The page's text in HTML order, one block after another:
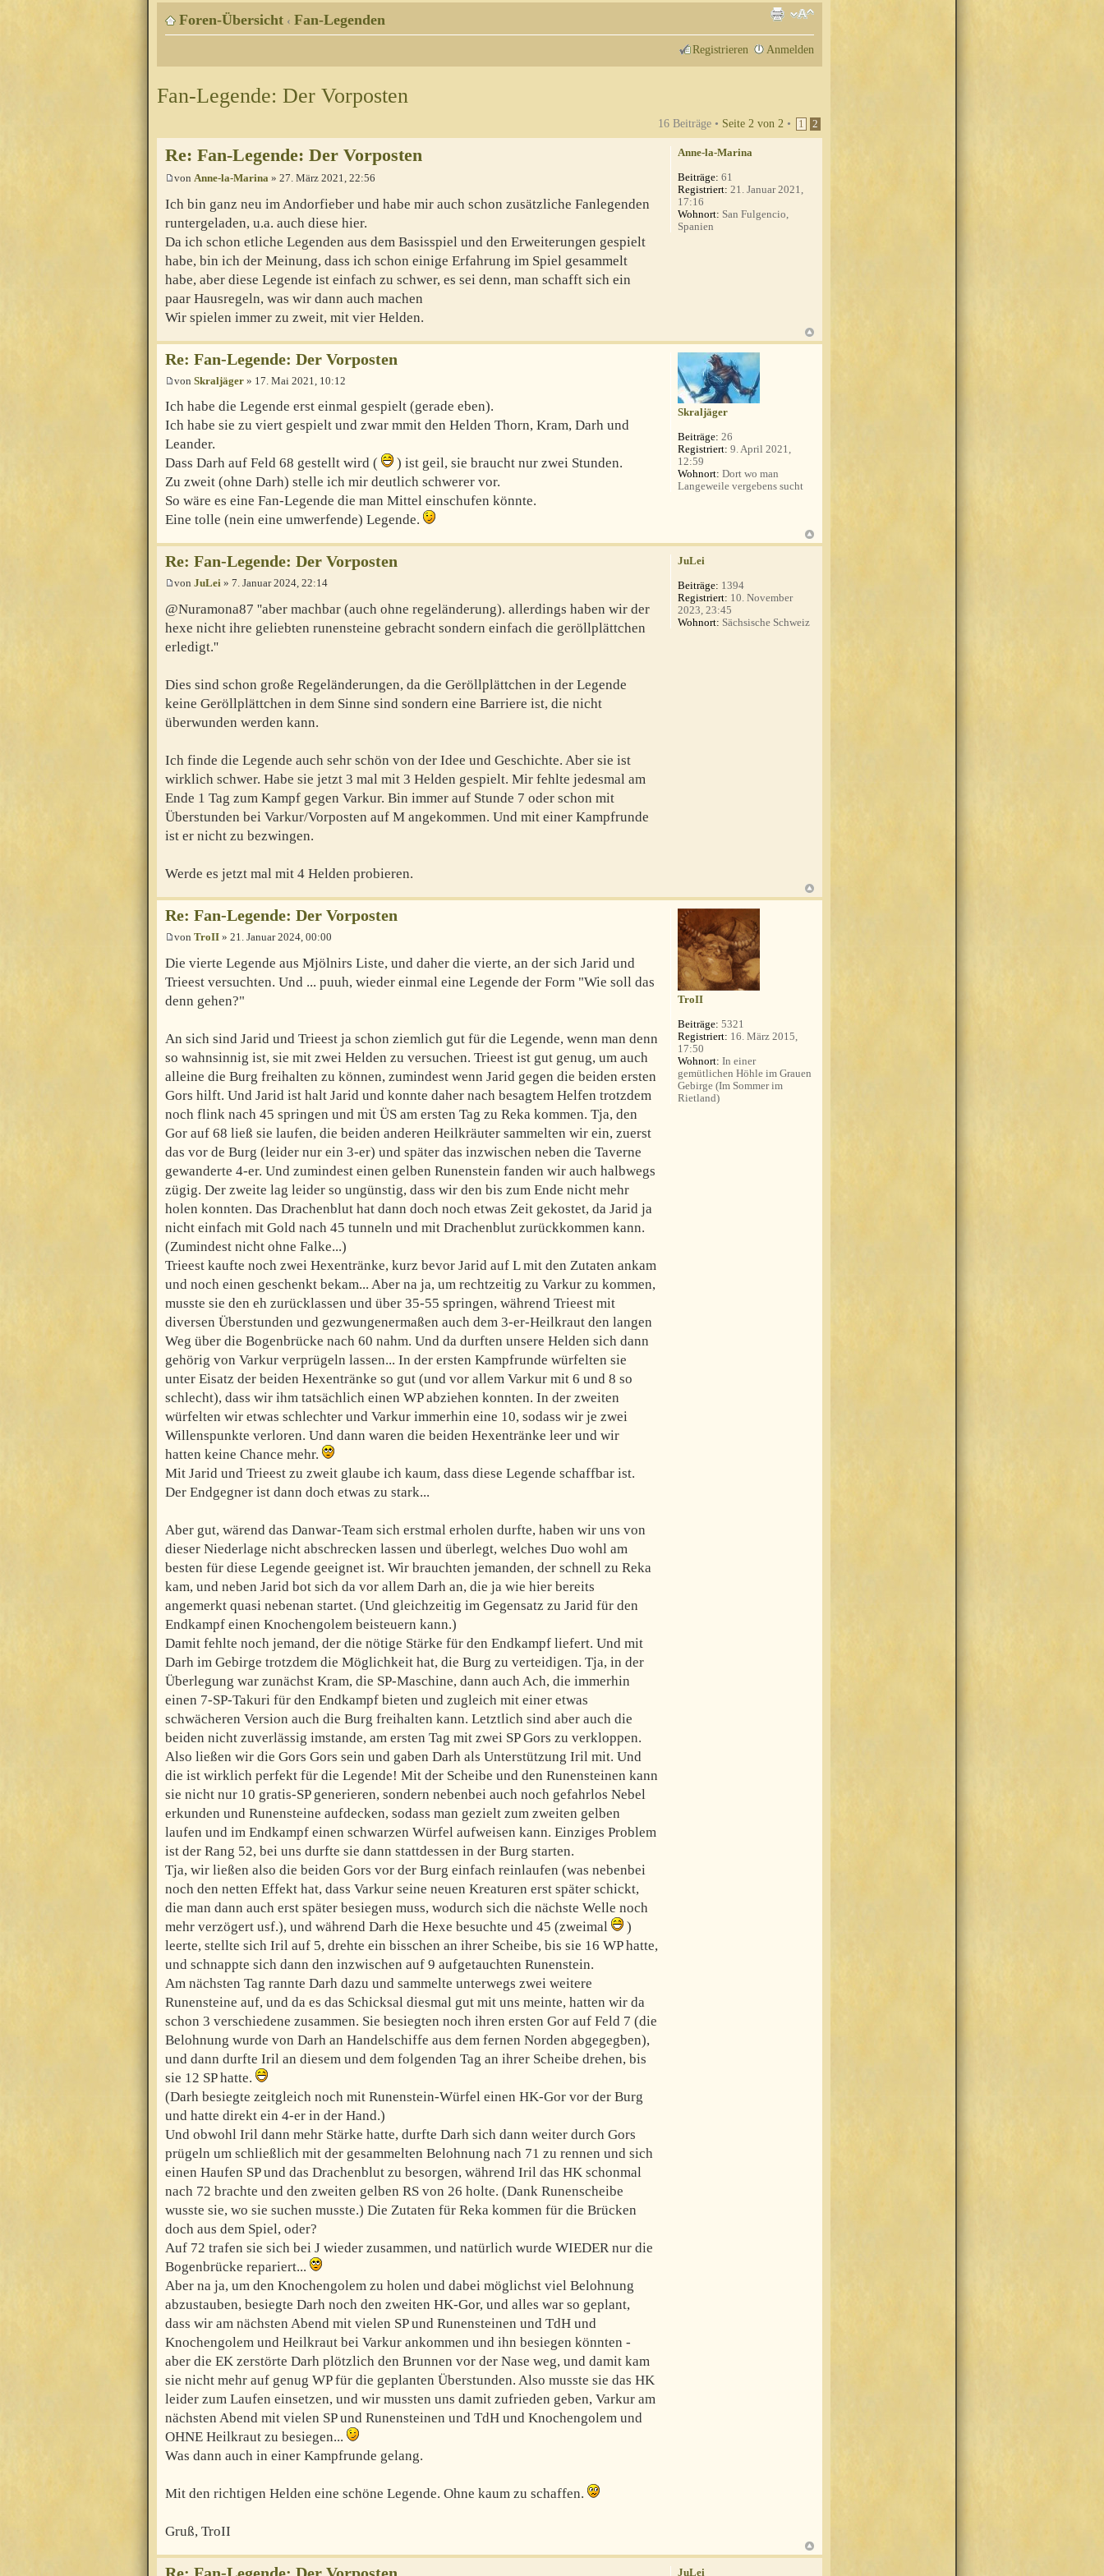
Foren-Übersicht ‹ Fan-Legenden
Registrieren Anmelden
Fan-Legende: Der Vorposten
16 Beiträge • Seite 2 von 2 • 1 2
Re: Fan-Legende: Der Vorposten
von Anne-la-Marina » 27. März 2021, 22:56
Ich bin ganz neu im Andorfieber und habe mir auch schon zusätzliche Fanlegenden
runtergeladen, u.a. auch diese hier.
Da ich schon etliche Legenden aus dem Basisspiel und den Erweiterungen gespielt
habe, bin ich der Meinung, dass ich schon einige Erfahrung im Spiel gesammelt
habe, aber diese Legende ist einfach zu schwer, es sei denn, man schafft sich ein
paar Hausregeln, was wir dann auch machen
Wir spielen immer zu zweit, mit vier Helden.
Anne-la-Marina
Beiträge: 61
Registriert: 21. Januar 2021,
17:16
Wohnort: San Fulgencio,
Spanien
Re: Fan-Legende: Der Vorposten
von Skraljäger » 17. Mai 2021, 10:12
Ich habe die Legende erst einmal gespielt (gerade eben).
Ich habe sie zu viert gespielt und zwar mmit den Helden Thorn, Kram, Darh und
Leander.
Dass Darh auf Feld 68 gestellt wird (
) ist geil, sie braucht nur zwei Stunden.
Zu zweit (ohne Darh) stelle ich mir deutlich schwerer vor.
So wäre es eine Fan-Legende die man Mittel einschufen könnte.
Eine tolle (nein eine umwerfende) Legende.
Skraljäger
Beiträge: 26
Registriert: 9. April 2021,
12:59
Wohnort: Dort wo man
Langeweile vergebens sucht
Re: Fan-Legende: Der Vorposten
von JuLei » 7. Januar 2024, 22:14
@Nuramona87 ''aber machbar (auch ohne regeländerung). allerdings haben wir der
hexe nicht ihre geliebten runensteine gebracht sondern einfach die geröllplättchen
erledigt.''
Dies sind schon große Regeländerungen, da die Geröllplättchen in der Legende
keine Geröllplättchen in dem Sinne sind sondern eine Barriere ist, die nicht
überwunden werden kann.
Ich finde die Legende auch sehr schön von der Idee und Geschichte. Aber sie ist
wirklich schwer. Habe sie jetzt 3 mal mit 3 Helden gespielt. Mir fehlte jedesmal am
Ende 1 Tag zum Kampf gegen Varkur. Bin immer auf Stunde 7 oder schon mit
Überstunden bei Varkur/Vorposten auf M angekommen. Und mit einer Kampfrunde
ist er nicht zu bezwingen.
Werde es jetzt mal mit 4 Helden probieren.
JuLei
Beiträge: 1394
Registriert: 10. November
2023, 23:45
Wohnort: Sächsische Schweiz
Re: Fan-Legende: Der Vorposten
von TroII » 21. Januar 2024, 00:00
Die vierte Legende aus Mjölnirs Liste, und daher die vierte, an der sich Jarid und
Trieest versuchten. Und ... puuh, wieder einmal eine Legende der Form "Wie soll das
denn gehen?"
An sich sind Jarid und Trieest ja schon ziemlich gut für die Legende, wenn man denn
so wahnsinnig ist, sie mit zwei Helden zu versuchen. Trieest ist gut genug, um auch
alleine die Burg freihalten zu können, zumindest wenn Jarid gegen die beiden ersten
Gors hilft. Und Jarid ist halt Jarid und konnte daher nach besagtem Helfen trotzdem
noch flink nach 45 springen und mit ÜS am ersten Tag zu Reka kommen. Tja, den
Gor auf 68 ließ sie laufen, die beiden anderen Heilkräuter sammelten wir ein, zuerst
das vor de Burg (leider nur ein 3-er) und später das inzwischen neben die Taverne
gewanderte 4-er. Und zumindest einen gelben Runenstein fanden wir auch halbwegs
zügig. Der zweite lag leider so ungünstig, dass wir den bis zum Ende nicht mehr
holen konnten. Das Drachenblut hat dann doch noch etwas Zeit gekostet, da Jarid ja
nicht einfach mit Gold nach 45 tunneln und mit Drachenblut zurückkommen kann.
(Zumindest nicht ohne Falke...)
Trieest kaufte noch zwei Hexentränke, kurz bevor Jarid auf L mit den Zutaten ankam
und noch einen geschenkt bekam... Aber na ja, um rechtzeitig zu Varkur zu kommen,
musste sie den eh zurücklassen und über 35-55 springen, während Trieest mit
diversen Überstunden und gezwungenermaßen auch dem 3-er-Heilkraut den langen
Weg über die Bogenbrücke nach 60 nahm. Und da durften unsere Helden sich dann
gehörig von Varkur verprügeln lassen... In der ersten Kampfrunde würfelten sie
unter Eisatz der beiden Hexentränke so gut (und vor allem Varkur mit 6 und 8 so
schlecht), dass wir ihm tatsächlich einen WP abziehen konnten. In der zweiten
würfelten wir etwas schlechter und Varkur immerhin eine 10, sodass wir je zwei
Willenspunkte verloren. Und dann waren die beiden Hexentränke leer und wir
hatten keine Chance mehr.
Mit Jarid und Trieest zu zweit glaube ich kaum, dass diese Legende schaffbar ist.
Der Endgegner ist dann doch etwas zu stark...
Aber gut, wärend das Danwar-Team sich erstmal erholen durfte, haben wir uns von
dieser Niederlage nicht abschrecken lassen und überlegt, welches Duo wohl am
besten für diese Legende geeignet ist. Wir brauchten jemanden, der schnell zu Reka
kam, und neben Jarid bot sich da vor allem Darh an, die ja wie hier bereits
angemerkt quasi nebenan startet. (Und gleichzeitig im Gegensatz zu Jarid für den
Endkampf einen Knochengolem beisteuern kann.)
Damit fehlte noch jemand, der die nötige Stärke für den Endkampf liefert. Und mit
Darh im Gebirge trotzdem die Möglichkeit hat, die Burg zu verteidigen. Tja, in der
Überlegung war zunächst Kram, die SP-Maschine, dann auch Ach, die immerhin
einen 7-SP-Takuri für den Endkampf bieten und zugleich mit einer etwas
schwächeren Version auch die Burg freihalten kann. Letztlich sind aber auch die
beiden nicht zuverlässig imstande, am ersten Tag mit zwei SP Gors zu verkloppen.
Also ließen wir die Gors Gors sein und gaben Darh als Unterstützung Iril mit. Und
die ist wirklich perfekt für die Legende! Mit der Scheibe und den Runensteinen kann
sie nicht nur 10 gratis-SP generieren, sondern nebenbei auch noch gefahrlos Nebel
erkunden und Runensteine aufdecken, sodass man gezielt zum zweiten gelben
laufen und im Endkampf einen schwarzen Würfel aufweisen kann. Einziges Problem
ist der Rang 52, bei uns durfte sie dann stattdessen in der Burg starten.
Tja, wir ließen also die beiden Gors vor der Burg einfach reinlaufen (was nebenbei
noch den netten Effekt hat, dass Varkur seine neuen Kreaturen erst später schickt,
die man dann auch erst später besiegen muss, wodurch sich die nächste Welle noch
mehr verzögert usf.), und während Darh die Hexe besuchte und 45 (zweimal
)
leerte, stellte sich Iril auf 5, drehte ein bisschen an ihrer Scheibe, bis sie 16 WP hatte,
und schnappte sich dann den inzwischen auf 9 aufgetauchten Runenstein.
Am nächsten Tag rannte Darh dazu und sammelte unterwegs zwei weitere
Runensteine auf, und da es das Schicksal diesmal gut mit uns meinte, hatten wir da
schon 3 verschiedene zusammen. Sie besiegten noch ihren ersten Gor auf Feld 7 (die
Belohnung wurde von Darh an Handelschiffe aus dem fernen Norden abgegegben),
und dann durfte Iril an diesem und dem folgenden Tag an ihrer Scheibe drehen, bis
sie 12 SP hatte.
(Darh besiegte zeitgleich noch mit Runenstein-Würfel einen HK-Gor vor der Burg
und hatte direkt ein 4-er in der Hand.)
Und obwohl Iril dann mehr Stärke hatte, durfte Darh sich dann weiter durch Gors
prügeln um schließlich mit der gesammelten Belohnung nach 71 zu rennen und sich
einen Haufen SP und das Drachenblut zu besorgen, während Iril das HK schonmal
nach 72 brachte und den zweiten gelben RS von 26 holte. (Dank Runenscheibe
wusste sie, wo sie suchen musste.) Die Zutaten für Reka kommen für die Brücken
doch aus dem Spiel, oder?
Auf 72 trafen sie sich bei J wieder zusammen, und natürlich wurde WIEDER nur die
Bogenbrücke repariert...
Aber na ja, um den Knochengolem zu holen und dabei möglichst viel Belohnung
abzustauben, besiegte Darh noch den zweiten HK-Gor, und alles war so geplant,
dass wir am nächsten Abend mit vielen SP und Runensteinen und TdH und
Knochengolem und Heilkraut bei Varkur ankommen und ihn besiegen könnten -
aber die EK zerstörte Darh plötzlich den Brunnen vor der Nase weg, und damit kam
sie nicht mehr auf genug WP für die geplanten Überstunden. Also musste sie das HK
leider zum Laufen einsetzen, und wir mussten uns damit zufrieden geben, Varkur am
nächsten Abend mit vielen SP und Runensteinen und TdH und Knochengolem und
OHNE Heilkraut zu besiegen...
Was dann auch in einer Kampfrunde gelang.
Mit den richtigen Helden eine schöne Legende. Ohne kaum zu schaffen.
Gruß, TroII
TroII
Beiträge: 5321
Registriert: 16. März 2015,
17:50
Wohnort: In einer
gemütlichen Höhle im Grauen
Gebirge (Im Sommer im
Rietland)
JuLei